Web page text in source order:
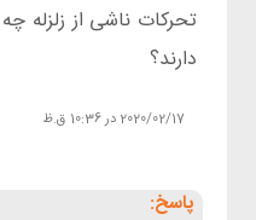
2020/02/17 در 10:36 ق.ظ
تحرکات ناشی از زلزله
دارند؟